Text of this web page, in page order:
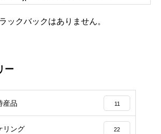
ックバックはありません。
ー
産品 11
リング 22